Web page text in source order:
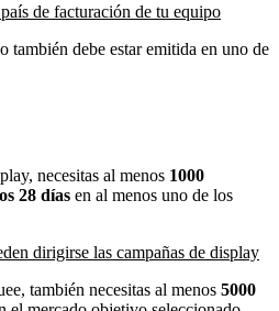
de facturación de tu equipo
también debe estar emitida en uno de
necesitas al menos 1000
28 días en al menos uno de los
dirigirse las campañas de display
también necesitas al menos 5000